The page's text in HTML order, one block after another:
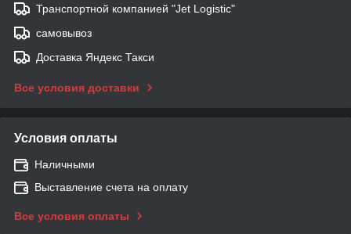
Транспортной компанией "Jet Logistic"
самовывоз
Доставка Яндекс Такси
Все условия доставки
Условия оплаты
Наличными
Выставление счета на оплату
Все условия оплаты